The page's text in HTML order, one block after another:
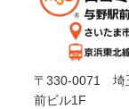
〒330-0071 埼
前ビル1F